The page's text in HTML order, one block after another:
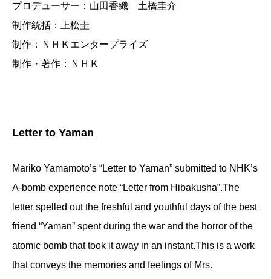
プロデューサー：山田香織 土橋圭介
制作統括：上松圭
制作：ＮＨＫエンタープライズ
制作・著作：ＮＨＫ
Letter to Yaman
Mariko Yamamoto’s “Letter to Yaman” submitted to NHK’s
A-bomb experience note “Letter from Hibakusha”.The
letter spelled out the freshful and youthful days of the best
friend “Yaman” spent during the war and the horror of the
atomic bomb that took it away in an instant.This is a work
that conveys the memories and feelings of Mrs.